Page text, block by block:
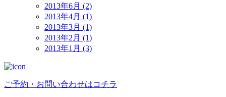
2013年6月 (2)
2013年4月 (1)
2013年3月 (1)
2013年2月 (1)
2013年1月 (3)
ご予約・お問い合わせはコチラ